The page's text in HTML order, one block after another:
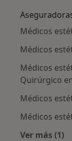
Médicos
Médicos
Médicos
Quirúrgico
Médicos
Médicos
Ver más (1)